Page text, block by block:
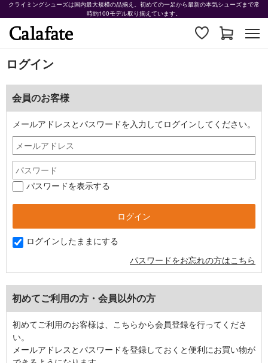
クライミングシューズは国内最大規模の品揃え。初めての一足から最新の本気シューズまで常
時約100モデル取り揃えています。
ログイン
会員のお客様
メールアドレスとパスワードを入力してログインしてください。
パスワードを表示する
ログインしたままにする
パスワードをお忘れの方はこちら
初めてご利用の方・会員以外の方
初めてご利用のお客様は、こちらから会員登録を行ってくださ
い。
メールアドレスとパスワードを登録しておくと便利にお買い物が